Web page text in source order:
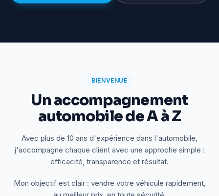
BIENVENUE
Un accompagnement
automobile de A à Z
Avec plus de 10 ans d'expérience dans l'automobile,
j'accompagne chaque client avec une approche simple :
efficacité, transparence et résultat.
Mon objectif est clair : vendre votre véhicule rapidement,